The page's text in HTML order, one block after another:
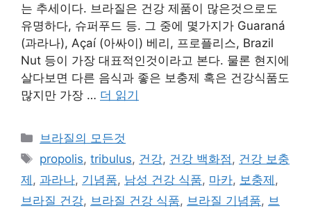
는 추세이다. 브라질은 건강 제품이 많은것으로도
유명하다, 슈퍼푸드 등. 그 중에 몇가지가 Guaraná
(과라나), Açaí (아싸이) 베리, 프로플리스, Brazil
Nut 등이 가장 대표적인것이라고 본다. 물론 현지에
살다보면 다른 음식과 좋은 보충제 혹은 건강식품도
많지만 가장 … 더 읽기
카
고
리
브라질의 모든것
태
그
propolis,tribulus, 건강, 건강 백화점 , 건강 보충
제 , 과라나, 기념품, 남성 건강 식품, 마카, 보충제 ,
브라질 건강, 브라질 건강 식품, 브라질 기념품, 브